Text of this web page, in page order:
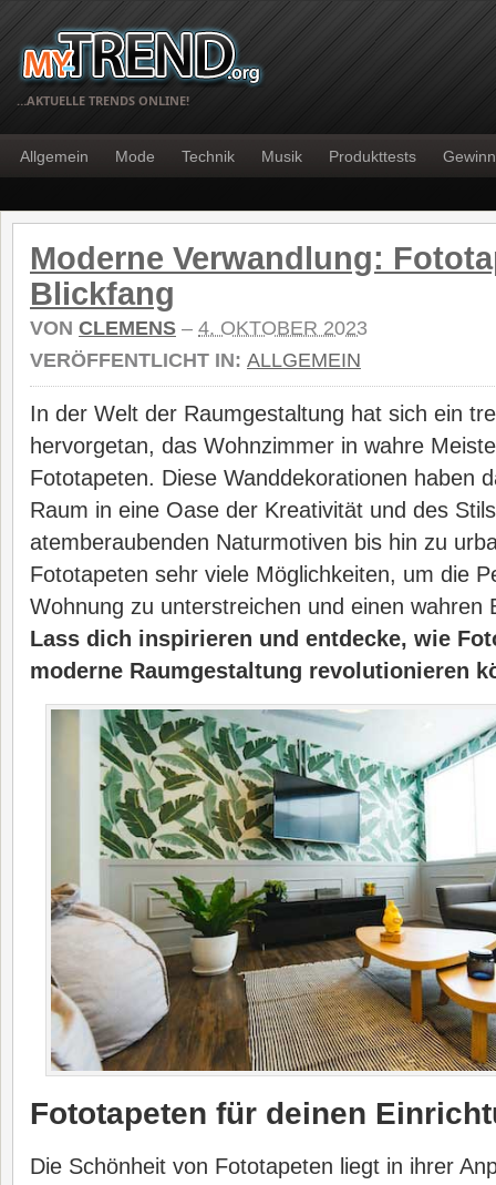
…AKTUELLE TRENDS ONLINE!
Allgemein Mode Technik Musik Produkttests
Moderne Verwandlung:
Blickfang
VON CLEMENS – 4. OKTOBER 2023
VERÖFFENTLICHT IN: ALLGEMEIN
In der Welt der Raumgestaltung hat sich ein
hervorgetan, das Wohnzimmer in wahre
Fototapeten. Diese Wanddekorationen haben
Raum in eine Oase der Kreativität und des
atemberaubenden Naturmotiven bis hin zu
Fototapeten sehr viele Möglichkeiten, um die
Wohnung zu unterstreichen und einen wahren
Lass dich inspirieren und entdecke, wie
moderne Raumgestaltung revolutionieren
Fototapeten für deinen
Die Schönheit von Fototapeten liegt in ihrer